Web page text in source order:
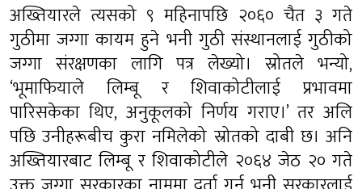
अख्तियारले त्यसको ९ महिनापछि २०६० चैत ३ गते
गुठीमा जग्गा कायम हुने भनी गुठी संस्थानलाई गुठीको
जग्गा संरक्षणका लागि पत्र लेख्यो। स्रोतले भन्यो,
‘भूमाफियाले लिम्बू र शिवाकोटीलाई प्रभावमा
पारिसकेका थिए, अनुकूलको निर्णय गराए।’ तर अलि
पछि उनीहरूबीच कुरा नमिलेको स्रोतको दाबी छ। अनि
अख्तियारबाट लिम्बू र शिवाकोटीले २०६४ जेठ २० गते